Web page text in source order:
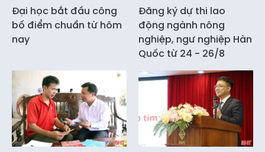
Đại học bắt đầu công
bố điểm chuẩn từ hôm
nay
Đăng ký dự thi lao
động ngành nông
nghiệp, ngư nghiệp Hàn
Quốc từ 24 - 26/8